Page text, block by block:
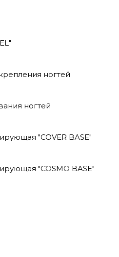
ногтей
ногтей
"COVER BASE"
"COSMO BASE"